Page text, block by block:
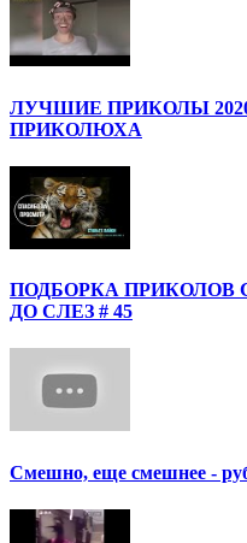
ЛУЧШИЕ ПРИКОЛЫ 2020
ПРИКОЛЮХА
ПОДБОРКА
ДО СЛЕЗ # 45
Смешно, еще смешнее -